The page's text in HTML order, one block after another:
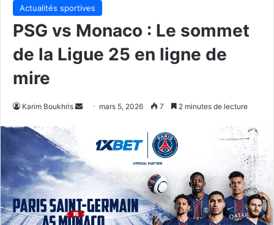
Actualités sportives
PSG vs Monaco : Le sommet
de la Ligue 25 en ligne de
mire
Karim Boukhris
Envoyermars 5, 2026 7 2 minutes de lecture